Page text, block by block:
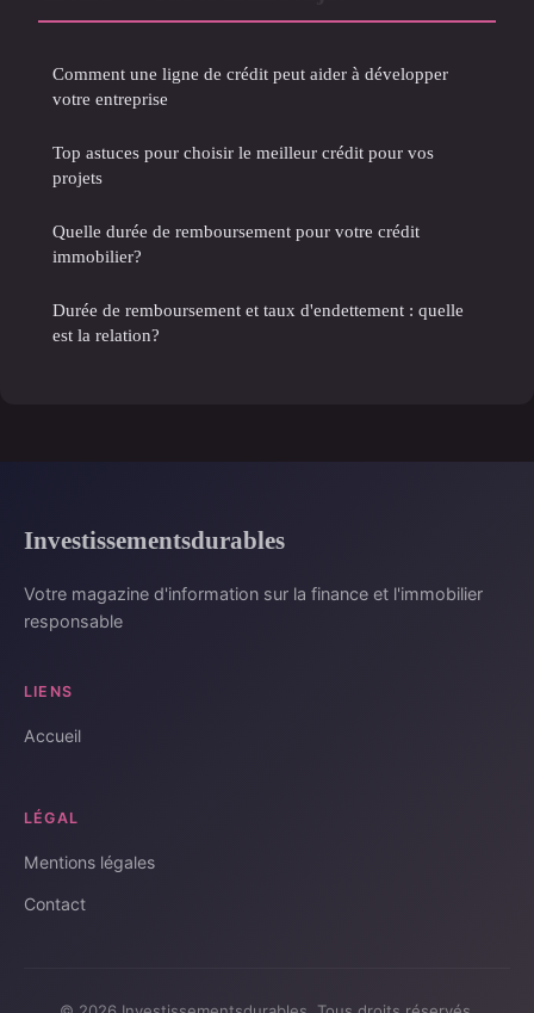
Comment une ligne de crédit peut aider à développer
votre entreprise
Top astuces pour choisir le meilleur crédit pour vos
projets
Quelle durée de remboursement pour votre crédit
immobilier?
Durée de remboursement et taux d'endettement : quelle
est la relation?
Investissementsdurables
Votre magazine d'information sur la finance et l'immobilier
responsable
LIENS
Accueil
LÉGAL
Mentions légales
Contact